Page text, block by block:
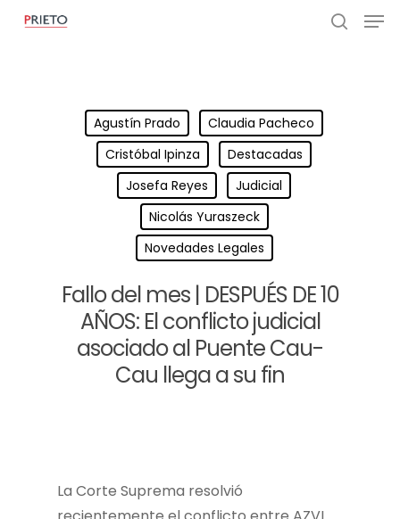
Agustín Prado
Claudia Pacheco
Cristóbal Ipinza
Destacadas
Josefa Reyes
Judicial
Nicolás Yuraszeck
Novedades Legales
Fallo del mes | DESPUÉS DE 10
AÑOS: El conflicto judicial
asociado al Puente Cau-
Cau llega a su fin
La Corte Suprema resolvió